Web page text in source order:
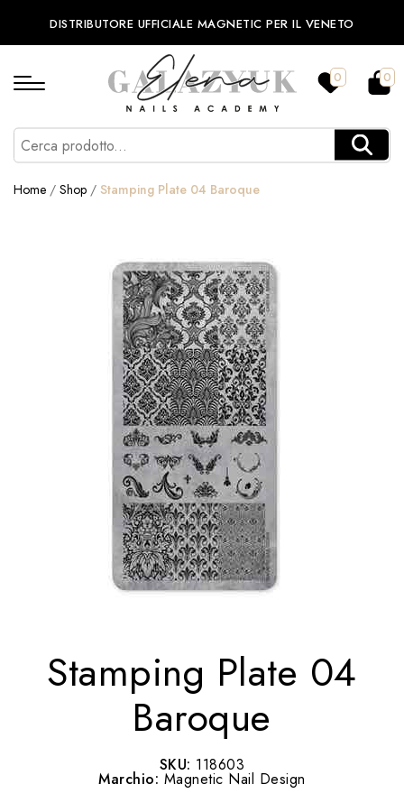
DISTRIBUTORE UFFICIALE MAGNETIC PER IL VENETO
0 0
Home / Shop / Stamping Plate 04 Baroque
Stamping Plate 04
Baroque
SKU: 118603
Marchio: Magnetic Nail Design